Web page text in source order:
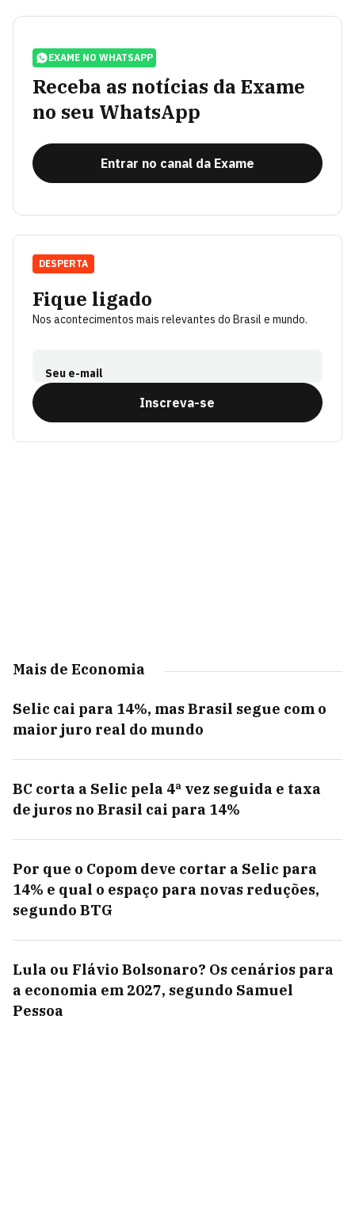
EXAME NO WHATSAPP
Receba as notícias da Exame
no seu WhatsApp
Entrar no canal da Exame
Fique ligado
Nos acontecimentos mais relevantes do Brasil e mundo.
Seu e-mail
Inscreva-se
DESPERTA
Mais de Economia
Selic cai para 14%, mas Brasil segue com o
maior juro real do mundo
BC corta a Selic pela 4ª vez seguida e taxa
de juros no Brasil cai para 14%
Por que o Copom deve cortar a Selic para
14% e qual o espaço para novas reduções,
segundo BTG
Lula ou Flávio Bolsonaro? Os cenários para
a economia em 2027, segundo Samuel
Pessoa